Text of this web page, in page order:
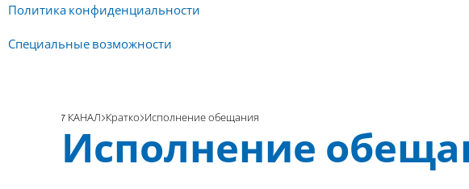
Политика конфиденциальности
Специальные возможности
7 КАНАЛ Кратко Исполнение обещания
Исполнение